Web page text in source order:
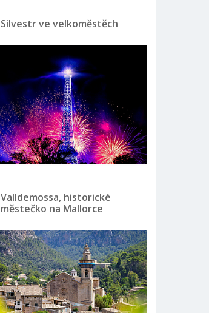
Silvestr ve velkoměstěch
Valldemossa, historické
městečko na Mallorce